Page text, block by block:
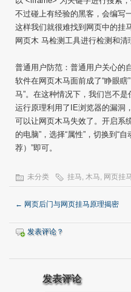
不过碰上有经验的黑客，会编写
这样我们就很难找到网页中的挂
网页木 马检测工具进行检测和清
普通用户防范：普通用户关心的
软件在网页木马面前成了“睁眼
马”。在这种情况下，我们岂不
运行原理利用了IE浏览器的漏洞
可以让网页木马失效了。开启系
的电脑”，选择“属性”，切换到“
荐）”即可。
未分类 挂马, 木马, 网页挂
← 网页后门与网页挂马原理揭密
发表评论？
发表评论